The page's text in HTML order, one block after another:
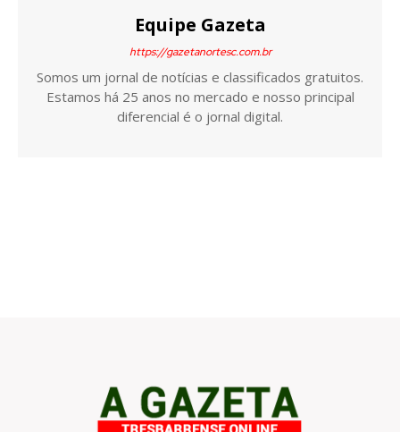
Equipe Gazeta
https://gazetanortesc.com.br
Somos um jornal de notícias e classificados gratuitos.
Estamos há 25 anos no mercado e nosso principal
diferencial é o jornal digital.